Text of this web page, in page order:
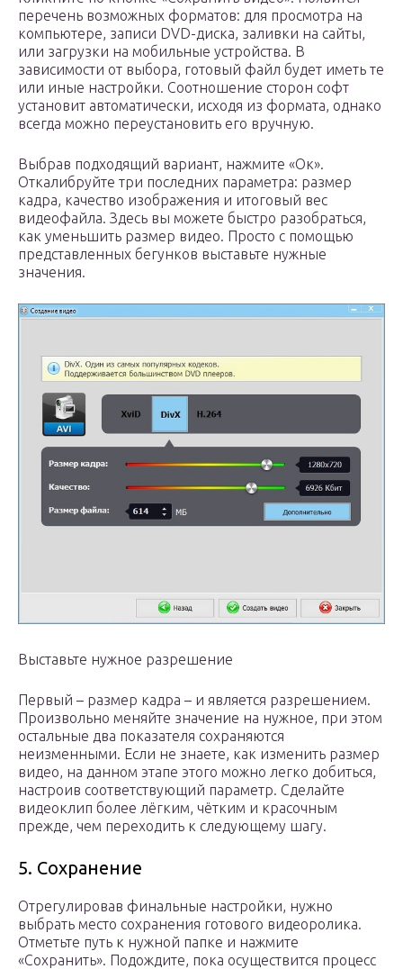
перечень возможных форматов: для просмотра на
компьютере, записи DVD-диска, заливки на сайты,
или загрузки на мобильные устройства. В
зависимости от выбора, готовый файл будет иметь те
или иные настройки. Соотношение сторон софт
установит автоматически, исходя из формата, однако
всегда можно переустановить его вручную.
Выбрав подходящий вариант, нажмите «Ок».
Откалибруйте три последних параметра: размер
кадра, качество изображения и итоговый вес
видеофайла. Здесь вы можете быстро разобраться,
как уменьшить размер видео. Просто с помощью
представленных бегунков выставьте нужные
значения.
Выставьте нужное разрешение
Первый – размер кадра – и является разрешением.
Произвольно меняйте значение на нужное, при этом
остальные два показателя сохраняются
неизменными. Если не знаете, как изменить размер
видео, на данном этапе этого можно легко добиться,
настроив соответствующий параметр. Сделайте
видеоклип более лёгким, чётким и красочным
прежде, чем переходить к следующему шагу.
5. Сохранение
Отрегулировав финальные настройки, нужно
выбрать место сохранения готового видеоролика.
Отметьте путь к нужной папке и нажмите
«Сохранить». Подождите, пока осуществится процесс